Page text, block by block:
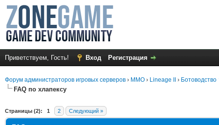
Приветствуем, Гость! Вход Регистрация
Форум администраторов игровых серверов › MMO › Lineage II › Ботоводство
FAQ по хлапексу
Страницы (2): 1 2 Следующий »